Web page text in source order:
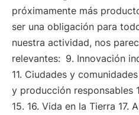
próximamente más
ser una obligación para
nuestra actividad, nos
relevantes: 9. Innovación
11. Ciudades y
y producción responsables
15. 16. Vida en la Tierra 17.